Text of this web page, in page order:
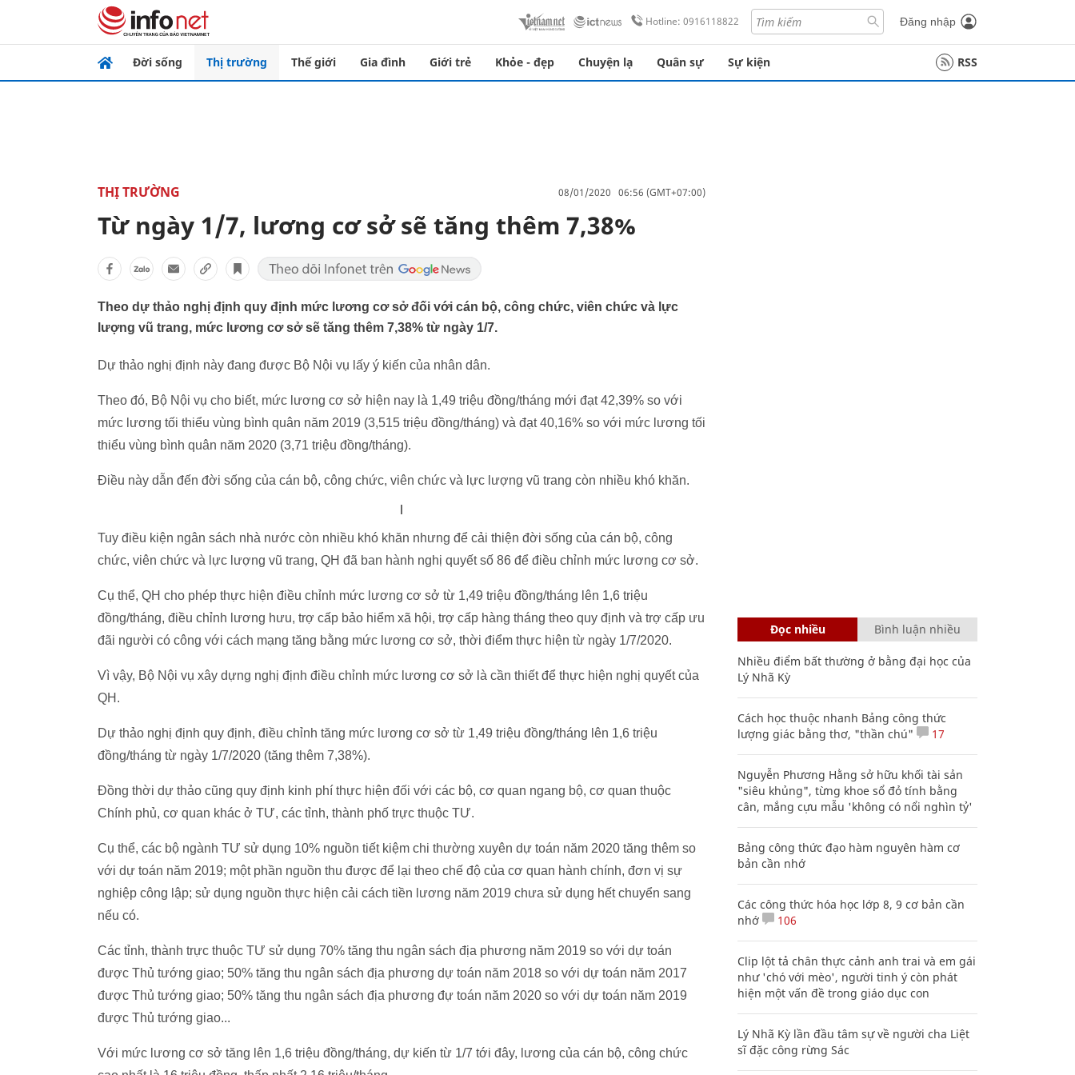
Hotline: 0916118822 Đăng nhập
Đời sống Thị trường Thế giới Gia đình Giới trẻ Khỏe - đẹp Chuyện lạ Quân sự Sự kiện RSS
THỊ TRƯỜNG 08/01/2020 06:56 (GMT+07:00)
Từ ngày 1/7, lương cơ sở sẽ tăng thêm 7,38%
Theo dự thảo nghị định quy định mức lương cơ sở đối với cán bộ, công chức, viên chức và lực
lượng vũ trang, mức lương cơ sở sẽ tăng thêm 7,38% từ ngày 1/7.
Dự thảo nghị định này đang được Bộ Nội vụ lấy ý kiến của nhân dân.
Theo đó, Bộ Nội vụ cho biết, mức lương cơ sở hiện nay là 1,49 triệu đồng/tháng mới đạt 42,39% so với
mức lương tối thiểu vùng bình quân năm 2019 (3,515 triệu đồng/tháng) và đạt 40,16% so với mức lương tối
thiểu vùng bình quân năm 2020 (3,71 triệu đồng/tháng).
Điều này dẫn đến đời sống của cán bộ, công chức, viên chức và lực lượng vũ trang còn nhiều khó khăn.
Tuy điều kiện ngân sách nhà nước còn nhiều khó khăn nhưng để cải thiện đời sống của cán bộ, công
chức, viên chức và lực lượng vũ trang, QH đã ban hành nghị quyết số 86 để điều chỉnh mức lương cơ sở.
Cụ thể, QH cho phép thực hiện điều chỉnh mức lương cơ sở từ 1,49 triệu đồng/tháng lên 1,6 triệu
đồng/tháng, điều chỉnh lương hưu, trợ cấp bảo hiểm xã hội, trợ cấp hàng tháng theo quy định và trợ cấp ưu
đãi người có công với cách mạng tăng bằng mức lương cơ sở, thời điểm thực hiện từ ngày 1/7/2020.
Vì vậy, Bộ Nội vụ xây dựng nghị định điều chỉnh mức lương cơ sở là cần thiết để thực hiện nghị quyết của
QH.
Dự thảo nghị định quy định, điều chỉnh tăng mức lương cơ sở từ 1,49 triệu đồng/tháng lên 1,6 triệu
đồng/tháng từ ngày 1/7/2020 (tăng thêm 7,38%).
Đồng thời dự thảo cũng quy định kinh phí thực hiện đối với các bộ, cơ quan ngang bộ, cơ quan thuộc
Chính phủ, cơ quan khác ở TƯ, các tỉnh, thành phố trực thuộc TƯ.
Cụ thể, các bộ ngành TƯ sử dụng 10% nguồn tiết kiệm chi thường xuyên dự toán năm 2020 tăng thêm so
với dự toán năm 2019; một phần nguồn thu được để lại theo chế độ của cơ quan hành chính, đơn vị sự
nghiệp công lập; sử dụng nguồn thực hiện cải cách tiền lương năm 2019 chưa sử dụng hết chuyển sang
nếu có.
Các tỉnh, thành trực thuộc TƯ sử dụng 70% tăng thu ngân sách địa phương năm 2019 so với dự toán
được Thủ tướng giao; 50% tăng thu ngân sách địa phương dự toán năm 2018 so với dự toán năm 2017
được Thủ tướng giao; 50% tăng thu ngân sách địa phương đự toán năm 2020 so với dự toán năm 2019
được Thủ tướng giao...
Với mức lương cơ sở tăng lên 1,6 triệu đồng/tháng, dự kiến từ 1/7 tới đây, lương của cán bộ, công chức
Đọc nhiều Bình luận nhiều
Nhiều điểm bất thường ở bằng đại học của
Lý Nhã Kỳ
Cách học thuộc nhanh Bảng công thức
lượng giác bằng thơ, "thần chú"
17
Nguyễn Phương Hằng sở hữu khối tài sản
"siêu khủng", từng khoe sổ đỏ tính bằng
cân, mắng cựu mẫu 'không có nổi nghìn tỷ'
Bảng công thức đạo hàm nguyên hàm cơ
bản cần nhớ
Các công thức hóa học lớp 8, 9 cơ bản cần
nhớ
106
Clip lột tả chân thực cảnh anh trai và em gái
như 'chó với mèo', người tinh ý còn phát
hiện một vấn đề trong giáo dục con
Lý Nhã Kỳ lần đầu tâm sự về người cha Liệt
sĩ đặc công rừng Sác